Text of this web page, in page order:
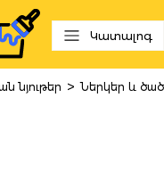
navigation
Կատալոգ
նյութեր > Ներկեր և